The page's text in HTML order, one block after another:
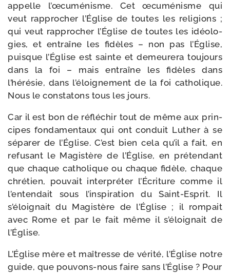
appelle l’œcuménisme. Cet œcu­mé­nisme qui
veut rap­pro­cher l’Église de toutes les reli­gions ;
qui veut rap­pro­cher l’Église de toutes les idéo­lo­
gies, et entraîne les fidèles – non pas l’Église,
puisque l’Église est sainte et demeu­re­ra tou­jours
dans la foi – mais entraîne les fidèles dans
l’hérésie, dans l’éloignement de la foi catho­lique.
Nous le consta­tons tous les jours.
Car il est bon de réflé­chir tout de même aux prin­
cipes fon­da­men­taux qui ont conduit Luther à se
sépa­rer de l’Église. C’est bien cela qu’il a fait, en
refu­sant le Magistère de l’Église, en pré­ten­dant
que chaque catho­lique ou chaque fidèle, chaque
chré­tien, pou­vait inter­pré­ter l’Écriture comme il
l’entendait sous l’inspiration du Saint-​Esprit. Il
s’éloignait du Magistère de l’Église ; il rom­pait
avec Rome et par le fait même il s’éloignait de
l’Église.
L’Église mère et maî­tresse de véri­té, l’Église notre
guide, que pouvons-​nous faire sans l’Église ? Pour